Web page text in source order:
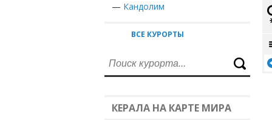
— Кандолим
ВСЕ КУРОРТЫ
КЕРАЛА НА КАРТЕ МИРА